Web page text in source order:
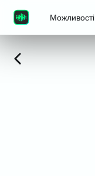
Можливості